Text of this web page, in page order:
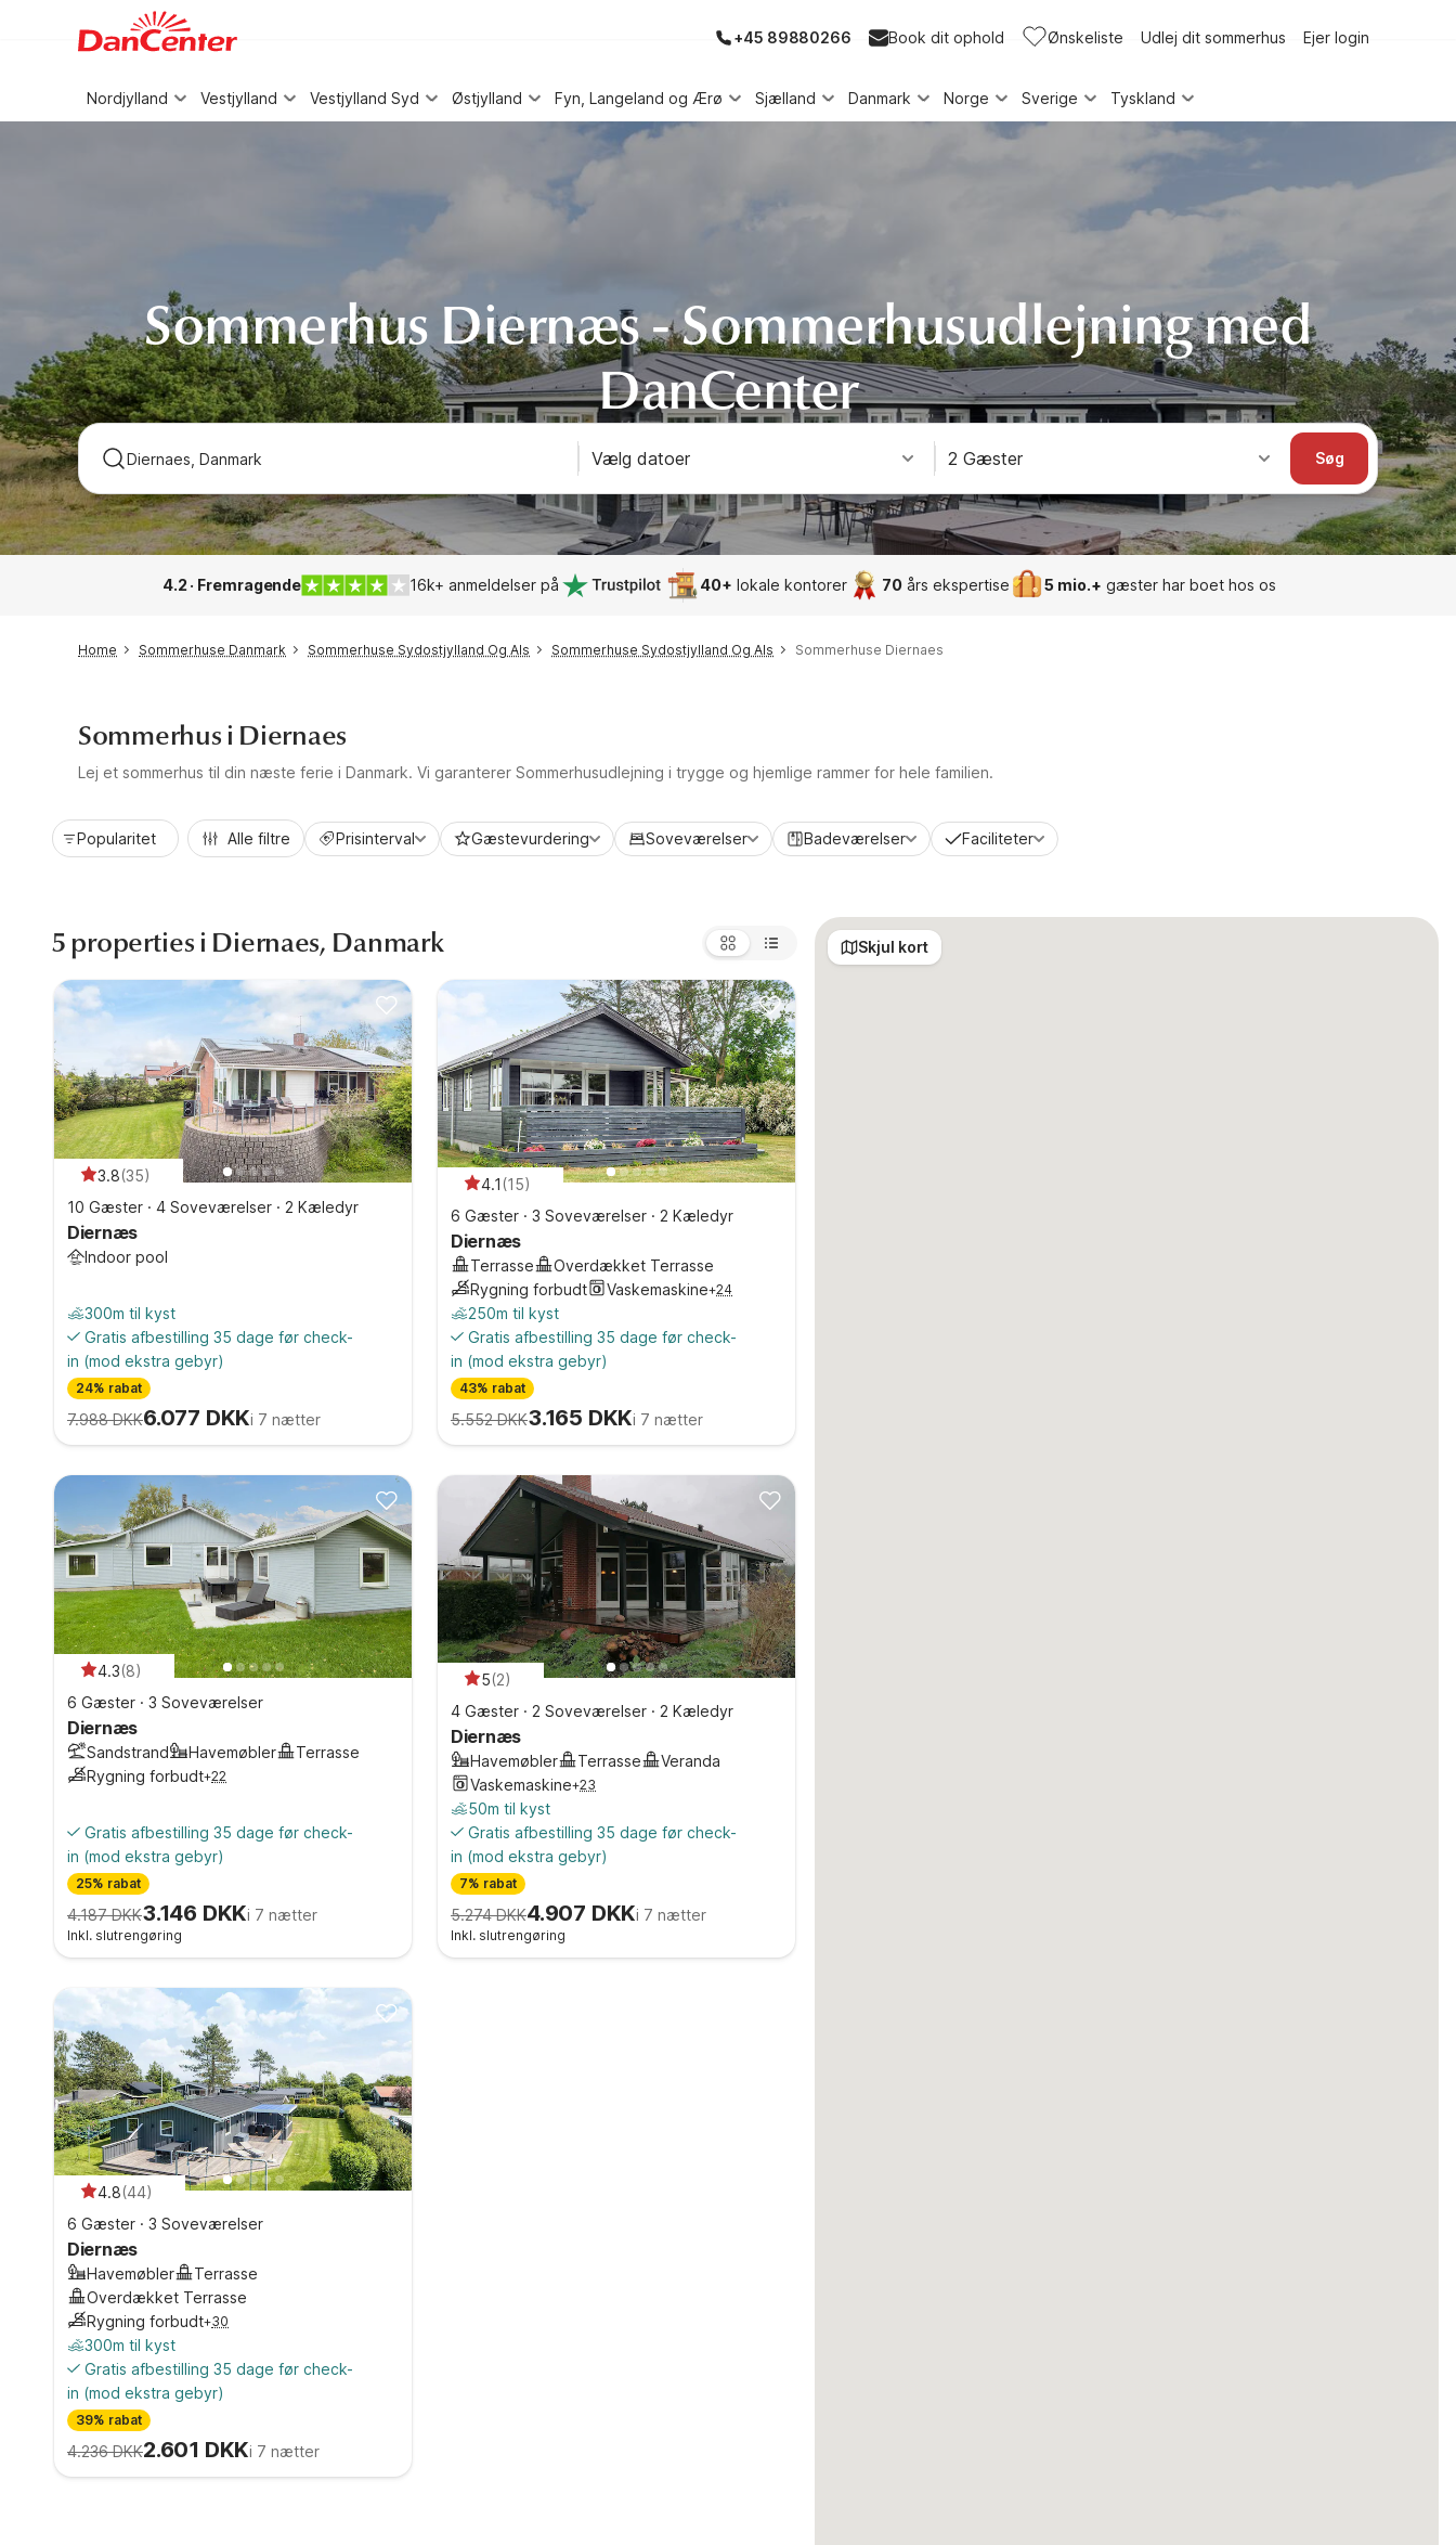
WIZARD MEMBER
+45 89880266 Book dit ophold Ønskeliste Udlej dit sommerhus Ejer login
Nordjylland Vestjylland Vestjylland Syd Østjylland Fyn, Langeland og Ærø Sjælland Danmark Norge Sverige Tyskland
Sommerhus Diernæs - Sommerhusudlejning med
DanCenter
Vælg datoer 2 Gæster Søg
4.2 · Fremragende 16k+ anmeldelser på 40+ lokale kontorer 70 års ekspertise 5 mio.+ gæster har boet hos os
Home Sommerhuse Danmark Sommerhuse Sydostjylland Og Als Sommerhuse Sydostjylland Og Als Sommerhuse Diernaes
Sommerhus i Diernaes
Lej et sommerhus til din næste ferie i Danmark. Vi garanterer Sommerhusudlejning i trygge og hjemlige rammer for hele familien.
Popularitet Alle filtre Prisinterval Gæstevurdering Soveværelser Badeværelser Faciliteter
5 properties i Diernaes, Danmark
3.8(35)
10 Gæster · 4 Soveværelser · 2 Kæledyr
Diernæs
Indoor pool
300m til kyst
Gratis afbestilling 35 dage før check-
in (mod ekstra gebyr)
24% rabat
7.988 DKK6.077 DKKi 7 nætter
4.1 (15)
6 Gæster · 3 Soveværelser · 2 Kæledyr
Diernæs
Terrasse
Overdækket Terrasse
Rygning forbudt
Vaskemaskine+24
250m til kyst
Gratis afbestilling 35 dage før check-
in (mod ekstra gebyr)
43% rabat
5.552 DKK3.165 DKKi 7 nætter
4.3(8)
6 Gæster · 3 Soveværelser
Diernæs
Sandstrand Havemøbler
Terrasse
Rygning forbudt+22
Gratis afbestilling 35 dage før check-
in (mod ekstra gebyr)
25% rabat
4.187 DKK3.146 DKKi 7 nætter
Inkl. slutrengøring
5(2)
4 Gæster · 2 Soveværelser · 2 Kæledyr
Diernæs
Havemøbler Terrasse
Veranda
Vaskemaskine+23
50m til kyst
Gratis afbestilling 35 dage før check-
in (mod ekstra gebyr)
7% rabat
5.274 DKK4.907 DKKi 7 nætter
Inkl. slutrengøring
4.8(44)
6 Gæster · 3 Soveværelser
Diernæs
Havemøbler
Terrasse
Overdækket Terrasse
Rygning forbudt+30
300m til kyst
Gratis afbestilling 35 dage før check-
in (mod ekstra gebyr)
39% rabat
4.236 DKK2.601 DKKi 7 nætter
Skjul kort